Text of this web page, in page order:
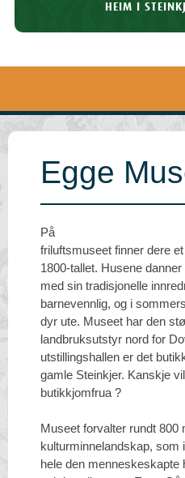
HEIM I
Egge
På
friluftsmuseet finner dere
1800-tallet. Husene
med sin tradisjonelle
barnevennlig, og i
dyr ute. Museet har den
landbruksutstyr nord for
utstillingshallen er det
gamle Steinkjer. Kanskje
butikkjomfrua ?
Museet forvalter rundt 800
kulturminnelandskap, som
hele den menneskeskapte